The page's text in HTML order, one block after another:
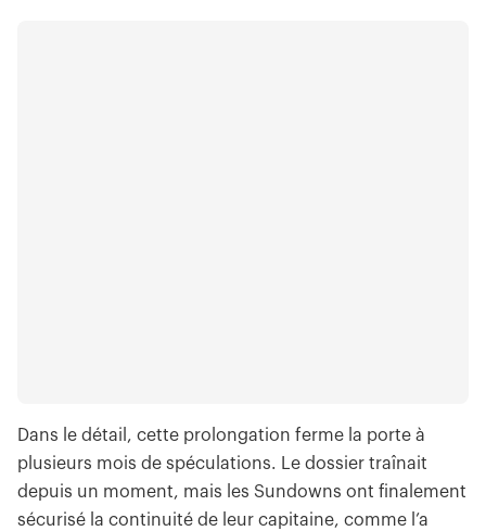
Dans le détail, cette prolongation ferme la porte à
plusieurs mois de spéculations. Le dossier traînait
depuis un moment, mais les Sundowns ont finalement
sécurisé la continuité de leur capitaine, comme l’a